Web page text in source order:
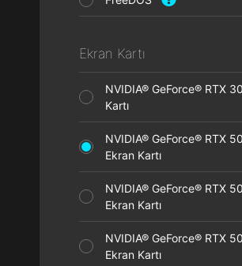
Ekran Kartı
NVIDIA® GeForce® RTX
Kartı
NVIDIA® GeForce® RTX
Ekran Kartı
NVIDIA® GeForce® RTX
Ekran Kartı
NVIDIA® GeForce® RTX
Ekran Kartı